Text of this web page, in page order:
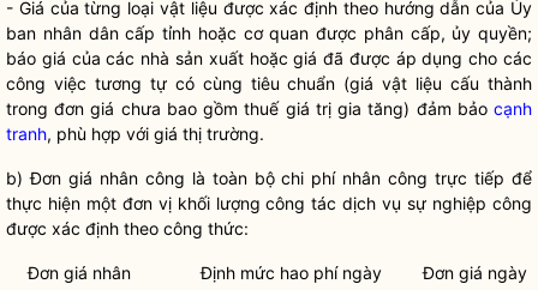
- Giá của từng loại vật liệu được xác định theo hướng dẫn của Ủy
ban nhân dân cấp tỉnh hoặc cơ quan được phân cấp, ủy quyền;
báo giá của các nhà sản xuất hoặc giá đã được áp dụng cho các
công việc tương tự có cùng tiêu chuẩn (giá vật liệu cấu thành
trong đơn giá chưa bao gồm thuế giá trị gia tăng) đảm bảo cạnh
tranh, phù hợp với giá thị trường.
b) Đơn giá nhân công là toàn bộchi phínhân công trực tiếp để
thực hiện một đơn vị khối lượngcông tác dịch vụ sự nghiệp công
được xác định theo công thức:
Đơn giá nhân
Định mức hao phí ngày
Đơn giá ngày